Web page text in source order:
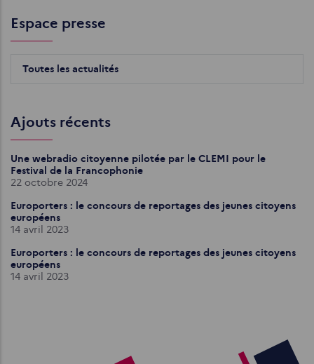
Espace presse
Toutes les actualités
Ajouts récents
Une webradio citoyenne pilotée par le CLEMI pour le
Festival de la Francophonie
22 octobre 2024
Europorters : le concours de reportages des jeunes citoyens
européens
14 avril 2023
Europorters : le concours de reportages des jeunes citoyens
européens
14 avril 2023